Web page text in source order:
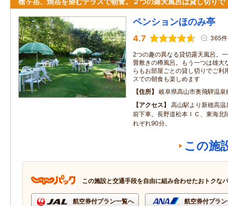
ペンションほのみ亭
4.7 365件
2つの趣の異なる貸切露天風呂。
畳敷きの樽風呂。もう一つは雄大
らもお部屋ごとの貸し切りでご利
スでの朝食も楽しめます
住所
岐阜県高山市奥飛騨温
アクセス
高山駅より新穂高
前下車。長野道松本ＩＣ、東海北
れぞれ90分。
この施
この施設と交通手段を自由に組み合わせたおトクな
航空券付プラン一覧へ 航空券付プラ